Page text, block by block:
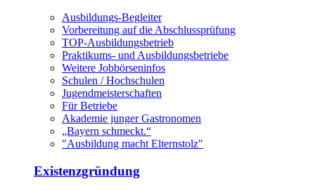
Ausbildungs-Begleiter
Vorbereitung auf die Abschlussprüfung
TOP-Ausbildungsbetrieb
Praktikums- und Ausbildungsbetriebe
Weitere Jobbörseninfos
Schulen / Hochschulen
Jugendmeisterschaften
Für Betriebe
Akademie junger Gastronomen
„Bayern schmeckt.“
"Ausbildung macht Elternstolz"
Existenzgründung